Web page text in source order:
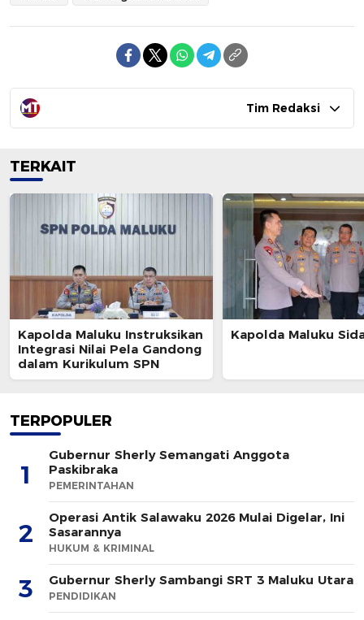
Tim Redaksi
TERKAIT
Kapolda Maluku Instruksikan
Integrasi Nilai Pela Gandong
dalam Kurikulum SPN
Kapolda Maluku
TERPOPULER
1
Gubernur Sherly Semangati Anggota
Paskibraka
PEMERINTAHAN
2
Operasi Antik Salawaku 2026 Mulai Digelar, Ini
Sasarannya
HUKUM & KRIMINAL
3 Gubernur Sherly Sambangi SRT 3 Maluku Utara
PENDIDIKAN